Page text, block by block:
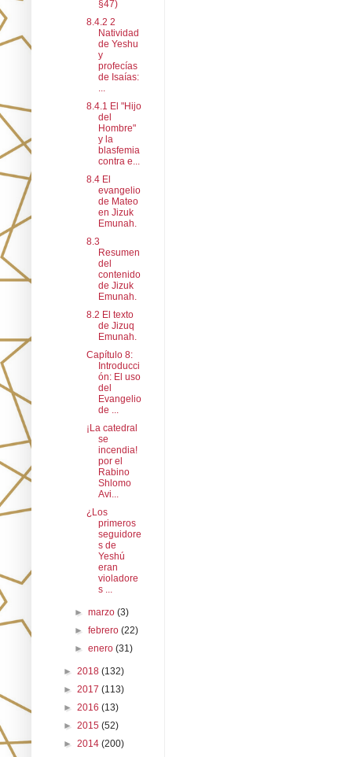
§47)
8.4.2 2
Natividad
de Yeshu
y
profecías
de Isaías:
...
8.4.1 El "Hijo
del
Hombre"
y la
blasfemia
contra e...
8.4 El
evangelio
de Mateo
en Jizuk
Emunah.
8.3
Resumen
del
contenido
de Jizuk
Emunah.
8.2 El texto
de Jizuq
Emunah.
Capítulo 8:
Introducci
ón: El uso
del
Evangelio
de ...
¡La catedral
se
incendia!
por el
Rabino
Shlomo
Avi...
¿Los
primeros
seguidore
s de
Yeshú
eran
violadore
s ...
►marzo(3)
►febrero(22)
►enero(31)
► 2018 (132)
► 2017 (113)
► 2016 (13)
► 2015 (52)
► 2014 (200)